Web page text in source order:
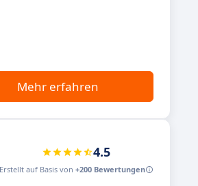
Mehr erfahren
4.5
Erstellt auf Basis von +200 Bewertungen